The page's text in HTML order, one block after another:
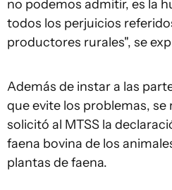
no podemos admitir, es la
todos los perjuicios
productores rurales", se
Además de instar a las
que evite los problemas, se
solicitó al MTSS la
faena bovina de los
plantas de faena.